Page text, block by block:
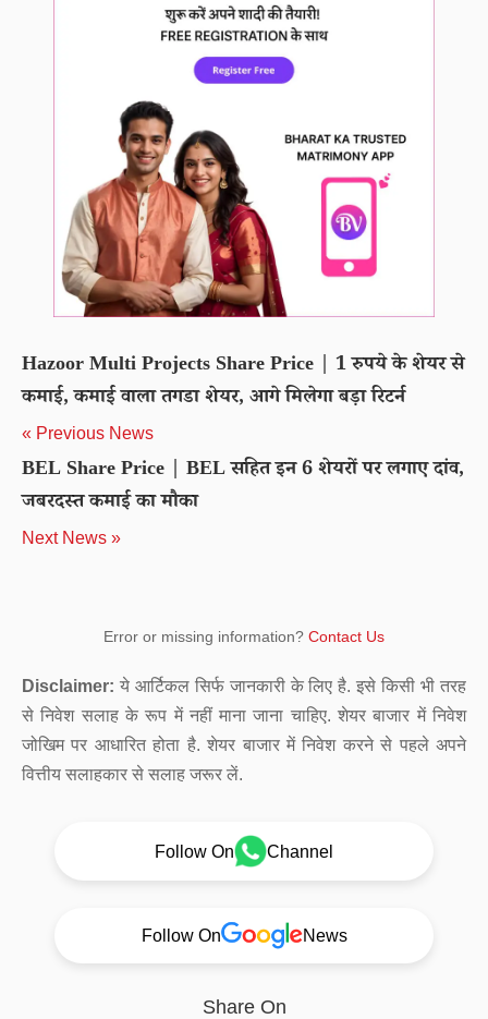
Hazoor Multi Projects Share Price | 1 रुपये के शेयर से
कमाई, कमाई वाला तगडा शेयर, आगे मिलेगा बड़ा रिटर्न
« Previous News
BEL Share Price | BEL सहित इन 6 शेयरों पर लगाए दांव,
जबरदस्त कमाई का मौका
Next News »
Error or missing information? Contact Us
Disclaimer: ये आर्टिकल सिर्फ जानकारी के लिए है. इसे किसी भी तरह
से निवेश सलाह के रूप में नहीं माना जाना चाहिए. शेयर बाजार में निवेश
जोखिम पर आधारित होता है. शेयर बाजार में निवेश करने से पहले अपने
वित्तीय सलाहकार से सलाह जरूर लें.
Follow On Channel
Follow On News
Share On